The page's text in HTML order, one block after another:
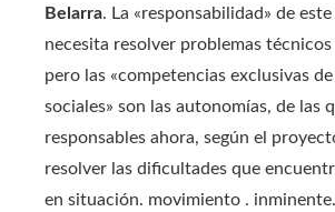
Belarra. La «responsabilidad» de
necesita resolver problemas
pero las «competencias exclusivas
sociales» son las autonomías, de las
responsables ahora, según el
resolver las dificultades que
en situación. movimiento . inminente.